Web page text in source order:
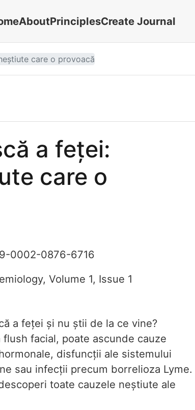
AboutPrinciplesCreate Journal
care o provoacă
a feței:
care o
0002-0876-6716
, Volume 1, Issue 1
a feței și nu știi de la ce vine?
facial, poate ascunde cauze
disfuncții ale sistemului
sau infecții precum borrelioza Lyme.
toate cauzele neștiute ale